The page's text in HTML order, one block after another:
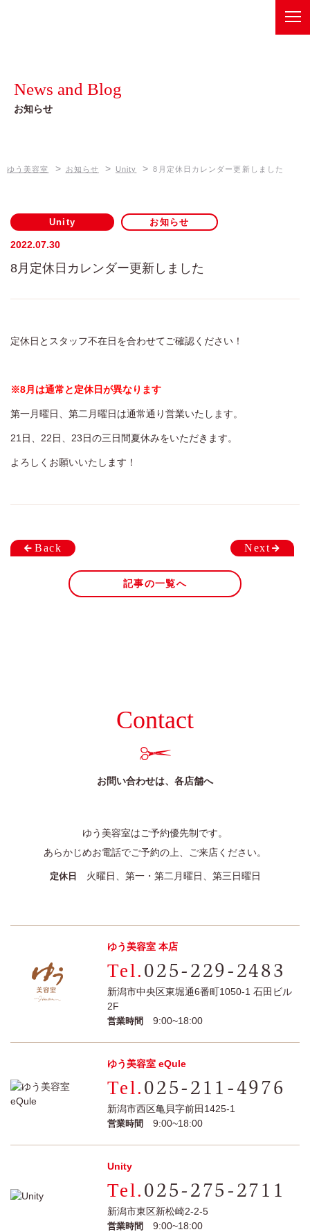
ベルジュバンスボヌールスパ
Unity
worth worth cure
coco Porte
お知らせ
Company
会社概要
Contact
お問い合わせは、各店舗へ
営業時間9:00~18:00
ゆう美容室 eQule
025-211-4976
営業時間9:00~18:00
025-275-2711
worth worth
025-281-7980
9:00~18:00
9:00~18:00
News and Blog
お知らせ
ゆう美容室 > お知らせ > Unity > 8月定休日カレンダー更新しました
Unity お知らせ
2022.07.30
8月定休日カレンダー更新しました
定休日とスタッフ不在日を合わせてご確認ください！
※8月は通常と定休日が異なります
第一月曜日、第二月曜日は通常通り営業いたします。
21日、22日、23日の三日間夏休みをいただきます。
よろしくお願いいたします！
Back
記事の一覧へ
Next
Contact
お問い合わせは、各店舗へ
ゆう美容室はご予約優先制です。
あらかじめお電話でご予約の上、ご来店ください。
定休日 火曜日、第一・第二月曜日、第三日曜日
ゆう美容室 本店
025-229-2483
新潟市中央区東堀通6番町1050-1 石田ビル
2F
営業時間 9:00~18:00
ゆう美容室 eQule
025-211-4976
新潟市西区亀貝字前田1425-1
営業時間 9:00~18:00
Unity
025-275-2711
新潟市東区新松崎2-2-5
営業時間 9:00~18:00